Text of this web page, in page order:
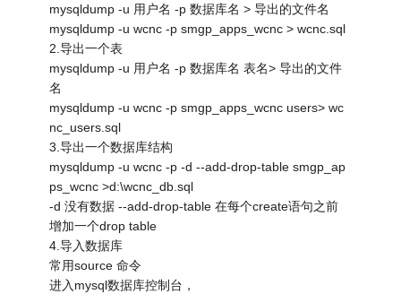
mysqldump -u 用户名 -p 数据库名 > 导出的文件名
mysqldump -u wcnc -p smgp_apps_wcnc > wcnc.sql
2.导出一个表
mysqldump -u 用户名 -p 数据库名 表名> 导出的文件
名
mysqldump -u wcnc -p smgp_apps_wcnc users> wc
nc_users.sql
3.导出一个数据库结构
mysqldump -u wcnc -p -d --add-drop-table smgp_ap
ps_wcnc >d:\wcnc_db.sql
-d 没有数据 --add-drop-table 在每个create语句之前
增加一个drop table
4.导入数据库
常用source 命令
进入mysql数据库控制台，